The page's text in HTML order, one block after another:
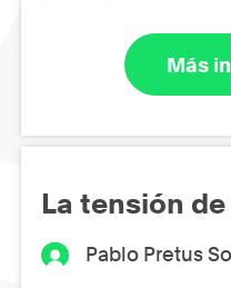
Más
La tensión
Pablo Pretus